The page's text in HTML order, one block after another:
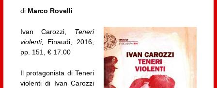
di Marco Rovelli
Ivan Carozzi, Teneri
violenti, Einaudi, 2016,
pp. 151, € 17.00
Il protagonista di Teneri
violenti di Ivan Carozzi